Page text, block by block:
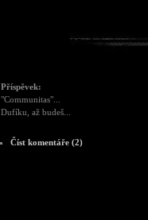
Příspěvek:
"Communitas"...
Dufíku, až budeš...
Číst komentáře (2)